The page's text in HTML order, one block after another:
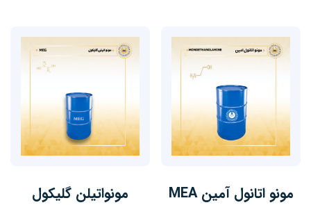
مونو اتانول آمین MEA مونواتیلن گلیکول